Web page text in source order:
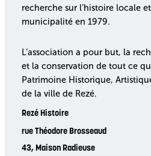
recherche sur l’histoire locale
municipalité en 1979.
L’association a pour but, la
et la conservation de tout ce
Patrimoine Historique,
de la ville de Rezé.
Rezé Histoire
rue Théodore Brosseaud
43, Maison Radieuse